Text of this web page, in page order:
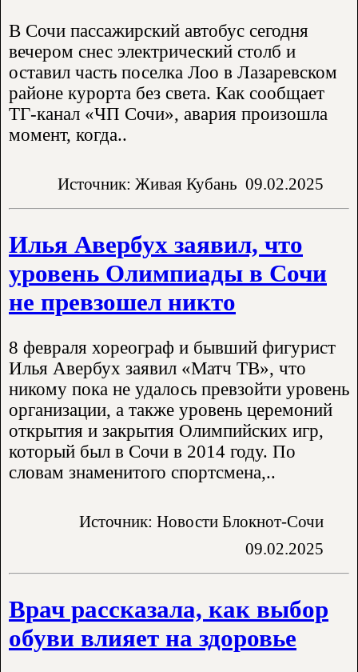
В Сочи пассажирский автобус сегодня
вечером снес электрический столб и
оставил часть поселка Лоо в Лазаревском
районе курорта без света. Как сообщает
ТГ-канал «ЧП Сочи», авария произошла
момент, когда..
Источник: Живая Кубань 09.02.2025
Илья Авербух заявил, что
уровень Олимпиады в Сочи
не превзошел никто
8 февраля хореограф и бывший фигурист
Илья Авербух заявил «Матч ТВ», что
никому пока не удалось превзойти уровень
организации, а также уровень церемоний
открытия и закрытия Олимпийских игр,
который был в Сочи в 2014 году. По
словам знаменитого спортсмена,..
Источник: Новости Блокнот-Сочи
09.02.2025
Врач рассказала, как выбор
обуви влияет на здоровье